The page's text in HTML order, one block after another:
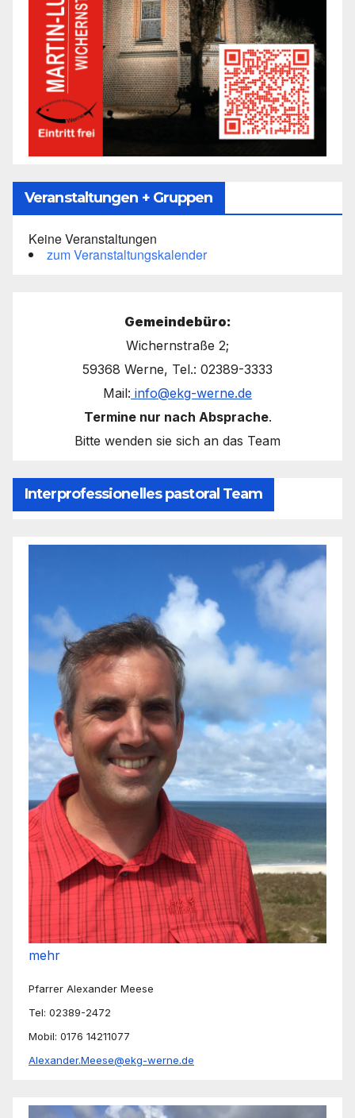
Veranstaltungen + Gruppen
Keine Veranstaltungen
zum Veranstaltungskalender
Gemeindebüro:
Wichernstraße 2;
59368 Werne, Tel.: 02389-3333
Mail: info@ekg-werne.de
Termine nur nach Absprache.
Bitte wenden sie sich an das Team
Interprofessionelles pastoral Team
mehr
Pfarrer Alexander Meese
Tel: 02389-2472
Mobil: 0176 14211077
Alexander.Meese@ekg-werne.de